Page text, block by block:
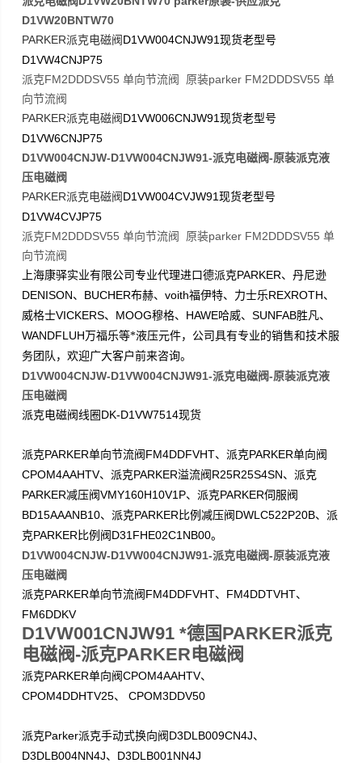
D1VW20BNTW70
PARKER派克电磁阀 D1VW004CNJW91现货老型号
D1VW4CNJP75
派克FM2DDDSV55 单向节流阀 原装parker FM2DDDSV55 单
向节流阀
PARKER派克电磁阀 D1VW006CNJW91现货老型号
D1VW6CNJP75
D1VW004CNJW-D1VW004CNJW91-派克电磁阀-原装派克液
压电磁阀
PARKER派克电磁阀 D1VW004CVJW91现货老型号
D1VW4CVJP75
派克FM2DDDSV55 单向节流阀 原装parker FM2DDDSV55 单
向节流阀
上海康驿实业有限公司专业代理进口德派克PARKER、丹尼逊
DENISON、 BUCHER布赫、voith福伊特、力士乐REXROTH、
威格士VICKERS、 MOOG穆格、 HAWE哈威、SUNFAB胜凡、
WANDFLUH万福乐等*液压元件，公司具有专业的销售和技术服
务团队，欢迎广大客户前来咨询。
D1VW004CNJW-D1VW004CNJW91-派克电磁阀-原装派克液
压电磁阀
派克电磁阀线圈 DK-D1VW7514现货
派克PARKER单向节流阀 FM4DDFVHT、派克PARKER单向阀
CPOM4AAHTV、派克PARKER溢流阀 R25R25S4SN、派克
PARKER减压阀VMY160H10V1P、派克PARKER伺服阀
BD15AAANB10、派克PARKER 比例减压阀 DWLC522P20B、派
克PARKER 比例阀 D31FHE02C1NB00。
D1VW004CNJW-D1VW004CNJW91-派克电磁阀-原装派克液
压电磁阀
派克PARKER单向节流阀 FM4DDFVHT、 FM4DDTVHT、
FM6DDKV
D1VW001CNJW91 *德国PARKER派克
电磁阀-派克PARKER电磁阀
派克PARKER单向阀CPOM4AAHTV、
CPOM4DDHTV25、 CPOM3DDV50
派克Parker派克手动式换向阀 D3DLB009CN4J、
D3DLB004NN4J、 D3DLB001NN4J